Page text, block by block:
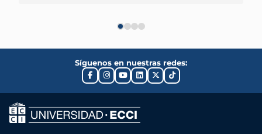
Síguenos en nuestras redes: